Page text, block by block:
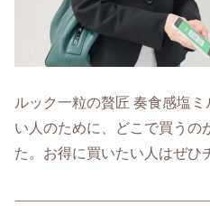
ルック一粒の贅匠 奏食感塩
い人のために、どこで買うの
た。お得に買いたい人はぜひ